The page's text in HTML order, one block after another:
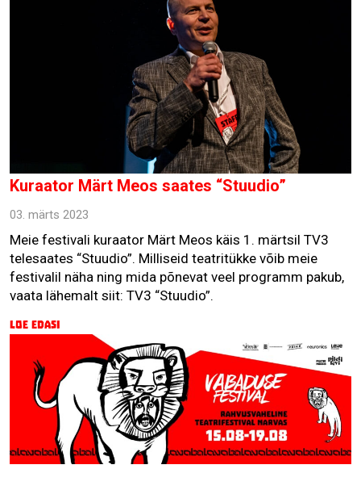
Kuraator Märt Meos saates “Stuudio”
03. märts 2023
Meie festivali kuraator Märt Meos käis 1. märtsil TV3
telesaates “Stuudio”. Milliseid teatritükke võib meie
festivalil näha ning mida põnevat veel programm pakub,
vaata lähemalt siit: TV3 “Stuudio”.
Loe edasi